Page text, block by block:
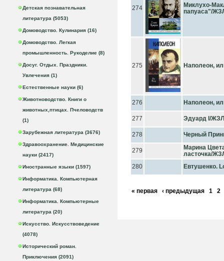
Детская познавательная
литература (5053)
Домоводство. Кулинария (16)
Домоводство. Легкая
промышленность. Рукоделие (8)
Досуг. Отдых. Праздники.
Увлечения (1)
Естественные науки (6)
Животноводство. Книги о
животных,птицах. Пчеловодств
(1)
Зарубежная литература (3676)
Здравоохранение. Медицинские
науки (2417)
Иностранные языки (1597)
Информатика. Компьютерная
литература (68)
Информатика. Компьютерные
литература (20)
Искусство. Искусствоведение
(4078)
Исторический роман.
Приключения (2091)
274
Миклухо-
папуаса"/
275 Наполеон,
276 Наполеон,
277 Эдуард I/ЖЗЛ
278 Черный
279
Марина
ласточка/
280
Евтушенко.
« первая ‹ предыдущая 1 2